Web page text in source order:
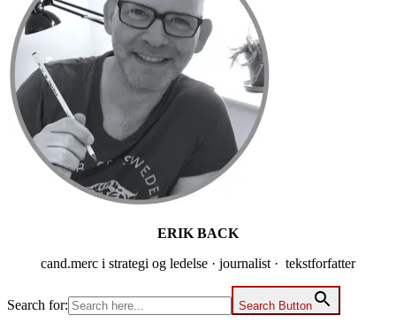
ERIK BACK
cand.merc i strategi og ledelse · journalist · tekstforfatter
Search for: Search Button